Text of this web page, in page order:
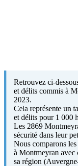
Retrouvez ci-
et délits commis à
2023.
Cela représente un
et délits pour 1 000
Les 2869
sécurité dans leur
Nous comparons
à Montmeyran avec
sa région